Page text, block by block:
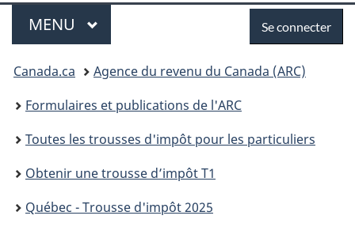
Menu
MENU PRINCIPAL
connecter
Se connecter
Vous
êtes
ici :
Canada.ca
Agence du revenu du Canada (ARC)
Formulaires et publications de l'ARC
Toutes les trousses d'impôt pour les particuliers
Obtenir une trousse d’impôt T1
Québec - Trousse d'impôt 2025